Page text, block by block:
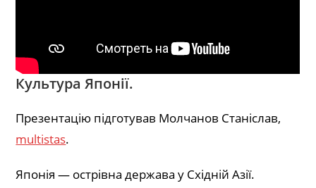
Культура Японії.
Презентацію підготував Молчанов Станіслав,
multistas.
Японія — острівна держава у Східній Азії.